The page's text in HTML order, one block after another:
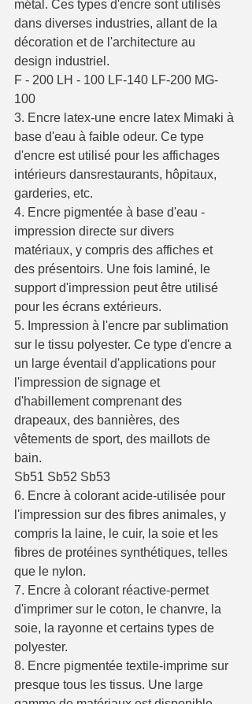
métal. Ces types d'encre sont utilisés
dans diverses industries, allant de la
décoration et de l'architecture au
design industriel.
F - 200 LH - 100 LF-140 LF-200 MG-
100
3. Encre latex-une encre latex Mimaki à
base d'eau à faible odeur. Ce type
d'encre est utilisé pour les affichages
intérieurs dansrestaurants, hôpitaux,
garderies, etc.
4. Encre pigmentée à base d'eau -
impression directe sur divers
matériaux, y compris des affiches et
des présentoirs. Une fois laminé, le
support d'impression peut être utilisé
pour les écrans extérieurs.
5. Impression à l'encre par sublimation
sur le tissu polyester. Ce type d'encre a
un large éventail d'applications pour
l'impression de signage et
d'habillement comprenant des
drapeaux, des bannières, des
vêtements de sport, des maillots de
bain.
Sb51 Sb52 Sb53
6. Encre à colorant acide-utilisée pour
l'impression sur des fibres animales, y
compris la laine, le cuir, la soie et les
fibres de protéines synthétiques, telles
que le nylon.
7. Encre à colorant réactive-permet
d'imprimer sur le coton, le chanvre, la
soie, la rayonne et certains types de
polyester.
8. Encre pigmentée textile-imprime sur
presque tous les tissus. Une large